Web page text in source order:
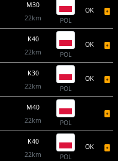
M30
22km
POL
OK
K40
22km
POL
OK
K30
22km
POL
OK
M40
22km
POL
K40
22km
POL
OK